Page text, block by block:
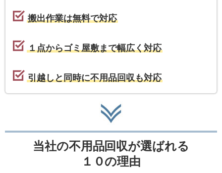
搬出作業は無料で対応
１点からゴミ屋敷まで幅広く対応
引越しと同時に不用品回収も対応
当社の不用品回収が選ばれる
１０の理由